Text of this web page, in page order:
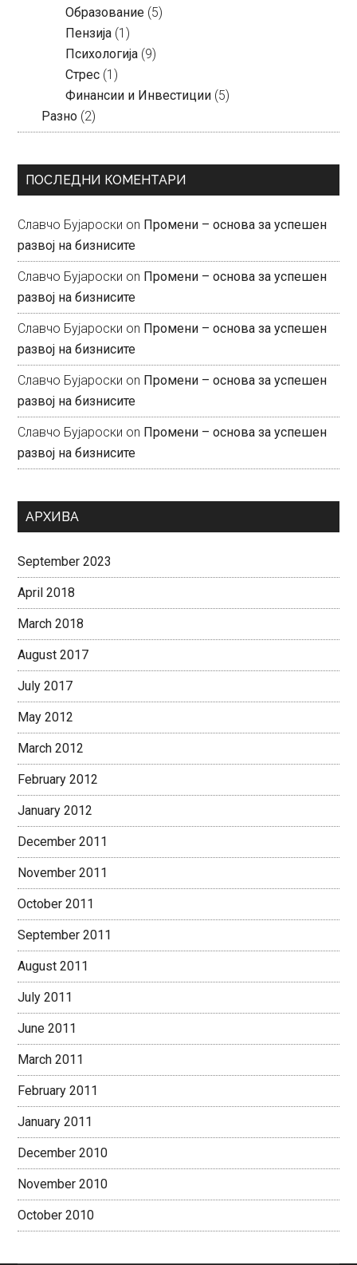
Образование (5)
Пензија (1)
Психологија (9)
Стрес (1)
Финансии и Инвестиции (5)
Разно (2)
ПОСЛЕДНИ КОМЕНТАРИ
Славчо Бујароски on Промени – основа за успешен
развој на бизнисите
Славчо Бујароски on Промени – основа за успешен
развој на бизнисите
Славчо Бујароски on Промени – основа за успешен
развој на бизнисите
Славчо Бујароски on Промени – основа за успешен
развој на бизнисите
Славчо Бујароски on Промени – основа за успешен
развој на бизнисите
АРХИВА
September 2023
April 2018
March 2018
August 2017
July 2017
May 2012
March 2012
February 2012
January 2012
December 2011
November 2011
October 2011
September 2011
August 2011
July 2011
June 2011
March 2011
February 2011
January 2011
December 2010
November 2010
October 2010